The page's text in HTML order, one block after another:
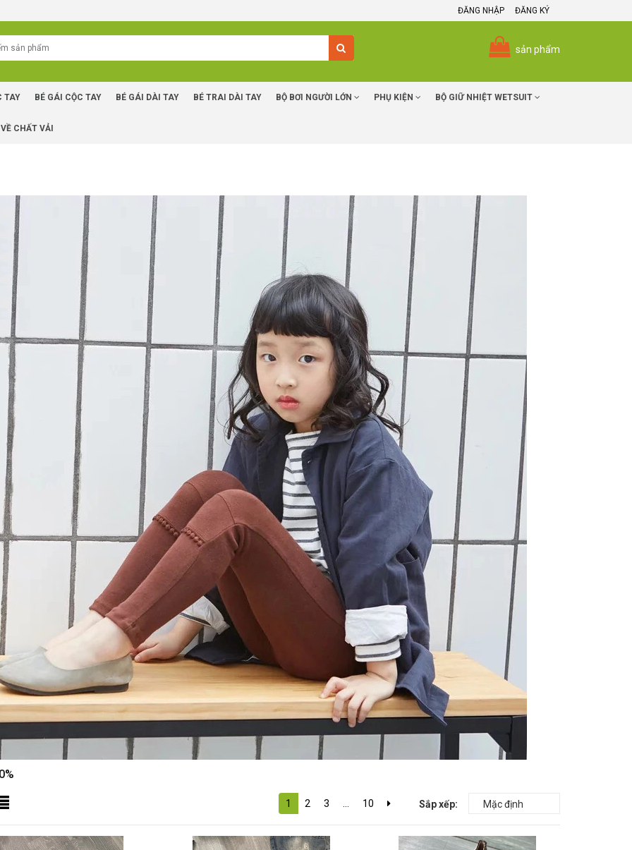
ĐĂNG NHẬP ĐĂNG KÝ
sản phẩm
TAY BÉ GÁI CỘC TAY BÉ GÁI DÀI TAY BÉ TRAI DÀI TAY BỘ BƠI NGƯỜI LỚN PHỤ KIỆN BỘ GIỮ NHIỆT WETSUIT
CHẤT VẢI
Sắp xếp:
1 2 3 10